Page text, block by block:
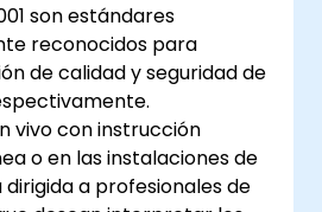
de IA y verificar que las
de tecnología inteligente
requisitos de gobernanza
son estándares
reconocidos para
de calidad y seguridad de
vivo con instrucción
o en las instalaciones de
a profesionales de